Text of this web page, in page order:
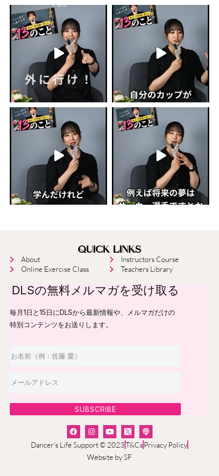
QUICK LINKS
About
Online Exercise Class
Instructors Course
Teachers Library
DLSの無料メルマガを受け取る
毎月1日と15日にDLSから最新情報や、メルマガだけの
特別コンテンツをお送りします。
SUBSCRIBE
Dancer's Life Support © 2023T&CsPrivacy Policy
Website by SF